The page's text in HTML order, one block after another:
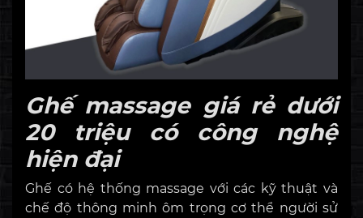
Ghế massage giá rẻ dưới
20 triệu có công nghệ
hiện đại
Ghế có hệ thống massage với các kỹ thuật và
chế độ thông minh ôm trọng cơ thể người sử